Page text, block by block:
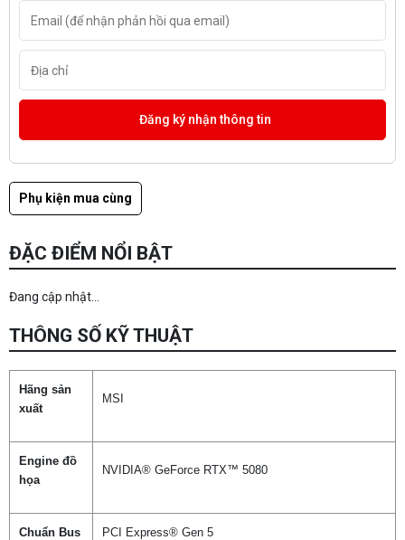
Phụ kiện mua cùng
ĐẶC ĐIỂM NỔI BẬT
Đang cập nhật...
THÔNG SỐ KỸ THUẬT
Hãng sản
xuất
MSI
Engine đồ
họa
NVIDIA® GeForce RTX™ 5080
Chuẩn Bus PCI Express® Gen 5